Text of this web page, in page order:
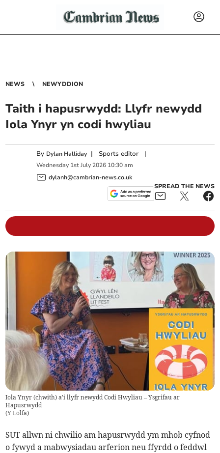
NEWS NEWYDDION
Taith i hapusrwydd: Llyfr newydd
Iola Ynyr yn codi hwyliau
By Dylan Halliday | Sports editor |
Wednesday 1st July 2026 10:30 am
dylanh@cambrian-news.co.uk
SPREAD THE NEWS
Iola Ynyr (chwith) a'i llyfr newydd Codi Hwyliau – Ysgrifau ar
Hapusrwydd
(Y Lolfa)
SUT allwn ni chwilio am hapusrwydd ym mhob cyfnod
o fywyd a mabwysiadau arferion neu ffyrdd o feddwl